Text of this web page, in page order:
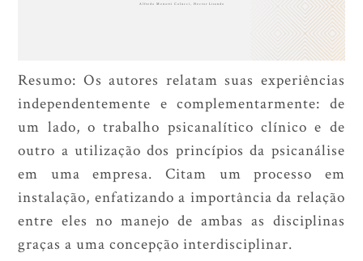
Alfredo Menotti Colucci, Hector Lisondo
Resumo: Os autores relatam suas experiências
independentemente e complementarmente: de
um lado, o trabalho psicanalítico clínico e de
outro a utilização dos princípios da psicanálise
em uma empresa. Citam um processo em
instalação, enfatizando a importância da relação
entre eles no manejo de ambas as disciplinas
graças a uma concepção interdisciplinar.